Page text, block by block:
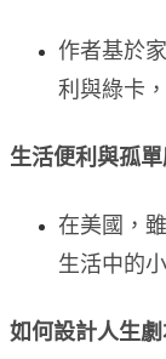
作者基於
利與綠卡
生活便利與孤
在美國，
生活中的
如何設計人生